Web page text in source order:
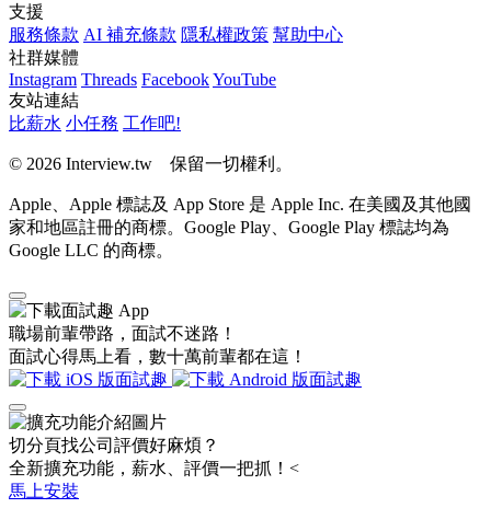
支援
服務條款 AI 補充條款 隱私權政策 幫助中心
社群媒體
Instagram Threads FacebookYouTube
友站連結
比薪水 小任務 工作吧!
© 2026 Interview.tw 保留一切權利。
Apple、Apple 標誌及 App Store 是 Apple Inc. 在美國及其他國
家和地區註冊的商標。Google Play、Google Play 標誌均為
Google LLC 的商標。
職場前輩帶路，面試不迷路！
面試心得馬上看，數十萬前輩都在這！
切分頁找公司評價好麻煩？
全新擴充功能，薪水、評價一把抓！<
馬上安裝